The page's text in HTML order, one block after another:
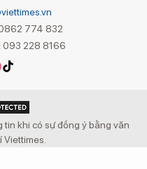
774 832
093 228 8166
khi có sự đồng ý bằng văn
Viettimes.